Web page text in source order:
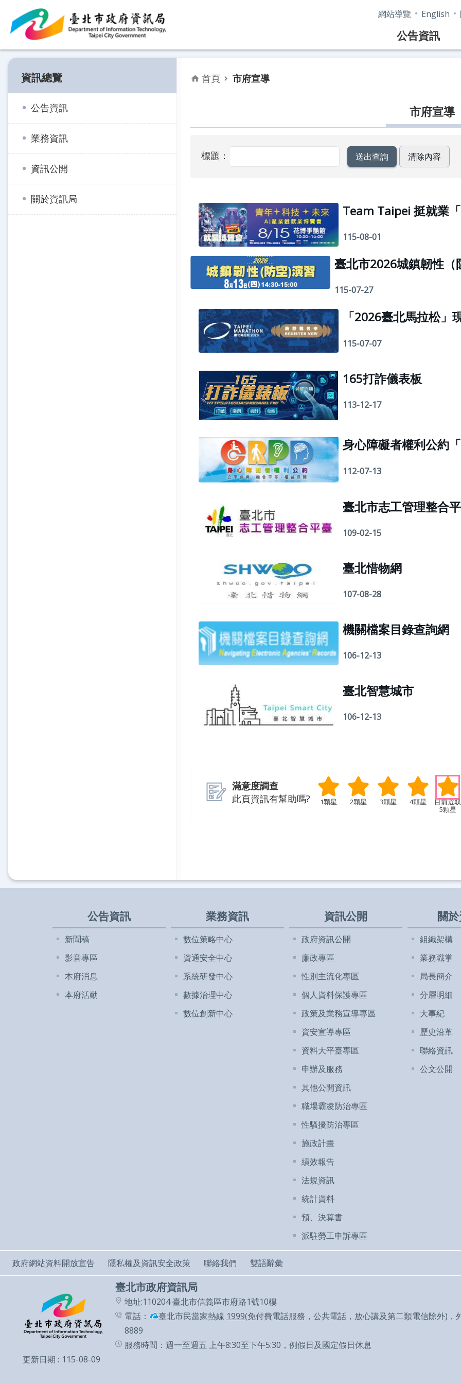
跳到主要內容區塊 網站導覽 English
公告資訊
資訊總覽
公告資訊
業務資訊
資訊公開
關於資訊局
首頁 市府宣導
市府宣導
標題：
115-08-01
115-07-27
「2026臺北馬拉松」
115-07-07
165打詐儀表板
113-12-17
身心障礙者權利公約
112-07-13
臺北市志工管理整合
109-02-15
臺北惜物網
107-08-28
機關檔案目錄查詢網
106-12-13
臺北智慧城市
106-12-13
滿意度調查
此頁資訊有幫助嗎?
1顆星 2顆星 3顆星
4顆星
5顆星
公告資訊
新聞稿
影音專區
本府消息
本府活動
業務資訊
數位策略中心
資通安全中心
系統研發中心
數據治理中心
數位創新中心
資訊公開
政府資訊公開
廉政專區
性別主流化專區
個人資料保護專區
政策及業務宣導專區
資安宣導專區
資料大平臺專區
申辦及服務
其他公開資訊
職場霸凌防治專區
性騷擾防治專區
施政計畫
績效報告
法規資訊
統計資料
預、決算書
派駐勞工申訴專區
關
組織架構
業務職掌
局長簡介
分層明細
大事紀
歷史沿革
聯絡資訊
公文公開
政府網站資料開放宣告 隱私權及資訊安全政策 聯絡我們 雙語辭彙
臺北市政府資訊局
地址:110204 臺北市信義區市府路1號10樓
電話：
臺北市民當家熱線 1999(免付費電話服務，公共電話，放心講及第二類電信除外)，
8889
服務時間：週一至週五 上午8:30至下午5:30，例假日及國定假日休息
更新日期
115-08-09